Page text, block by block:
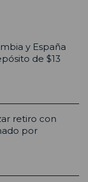
y España
de $13
retiro con
por